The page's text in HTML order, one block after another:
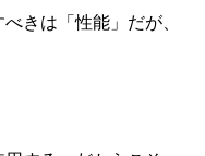
きは「性能」だが、